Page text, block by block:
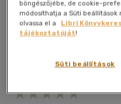
Kívánságlistához adom
böngészőjébe, de cookie-
módosíthatja a Süti beállítások
olvassa el a
Libri
tájékoztatóját!
Süti beállítások